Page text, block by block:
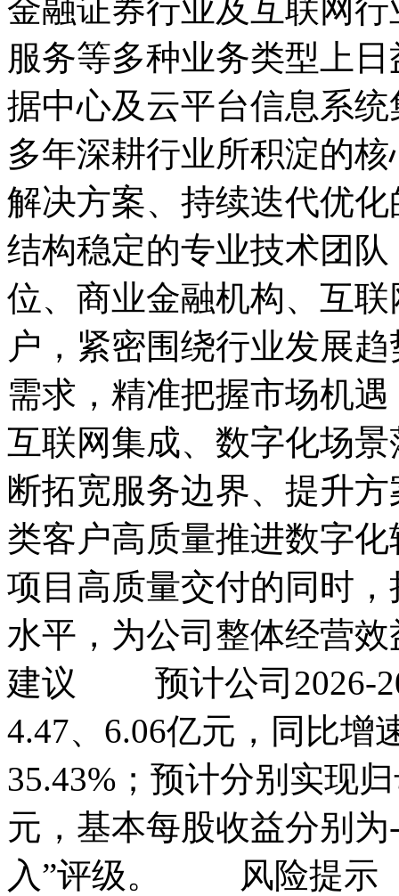
金融证券行业及互联网
服务等多种业务类型
据中心及云平台信息系
多年深耕行业所积淀的
解决方案、持续迭代优
结构稳定的专业技术团
位、商业金融机构、互
户，紧密围绕行业发展
需求，精准把握市场机
互联网集成、数字化场
断拓宽服务边界、提升
类客户高质量推进数字
项目高质量交付的同时
水平，为公司整体经
建议 预计公司2026-
4.47、6.06亿元，同比增
35.43%；预计分别实现
元，基本每股收益分别为
入”评级。 风险提示